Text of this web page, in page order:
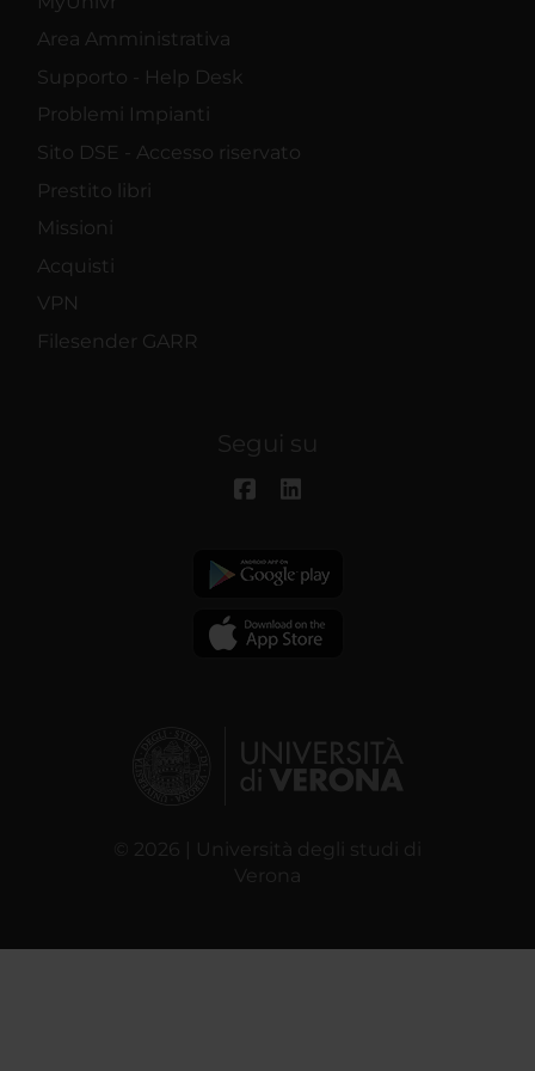
Area Amministrativa
Supporto - Help Desk
Problemi Impianti
Sito DSE - Accesso riservato
Prestito libri
Missioni
Acquisti
VPN
Filesender GARR
Segui su
© 2026 | Università degli studi di
Verona